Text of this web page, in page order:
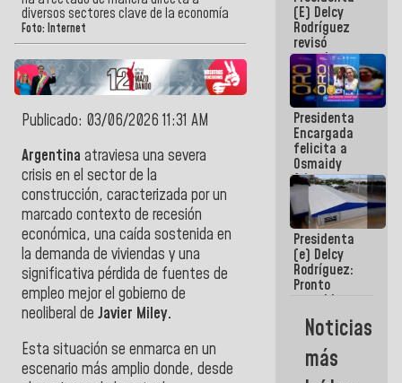
diversos sectores clave de la economía
Foto: Internet
Publicado: 03/06/2026 11:31 AM
Argentina atraviesa una severa
crisis en el sector de la
construcción, caracterizada por un
marcado contexto de recesión
económica, una caída sostenida en
la demanda de viviendas y una
significativa pérdida de fuentes de
empleo mejor el gobierno de
neoliberal de Javier Miley.
Esta situación se enmarca en un
escenario más amplio donde, desde
y del Caribe
2026
(E) Delcy
Rodríguez
revisó
agenda
económica y
ejecución de
fondos de
emergencia
post-sismos
Presidenta
Encargada
felicita a
Osmaidy
Arias y
Giraly
Marcano por
hacer
historia en
los
Centroamericanos
Presidenta
(e) Delcy
Rodríguez:
Pronto
restableceremos
las
operaciones
Aeropuerto
Internacional
Noticias
más